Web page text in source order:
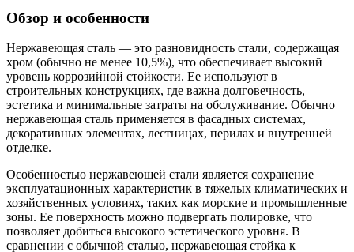
Обзор и особенности
Нержавеющая сталь — это разновидность стали, содержащая
хром (обычно не менее 10,5%), что обеспечивает высокий
уровень коррозийной стойкости. Ее используют в
строительных конструкциях, где важна долговечность,
эстетика и минимальные затраты на обслуживание. Обычно
нержавеющая сталь применяется в фасадных системах,
декоративных элементах, лестницах, перилах и внутренней
отделке.
Особенностью нержавеющей стали является сохранение
эксплуатационных характеристик в тяжелых климатических и
хозяйственных условиях, таких как морские и промышленные
зоны. Ее поверхность можно подвергать полировке, что
позволяет добиться высокого эстетического уровня. В
сравнении с обычной сталью, нержавеющая стойка к